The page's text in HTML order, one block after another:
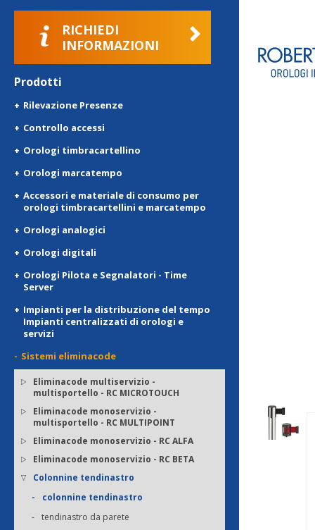
RICHIEDI
INFORMAZIONI
Prodotti
Rilevazione Presenze
Controllo accessi
Orologi timbracartellino
Orologi marcatempo
Accessori e materiale di consumo per
orologi timbracartellini e marcatempo
Orologi analogici
Orologi digitali
Orologi Pilota e Segnalatori - Time
Server
Impianti per la distribuzione del tempo
Impianti centralizzati di orologi e
servizi
Sistemi eliminacode
Eliminacode multiservizio -
multisportello - RC MICROTOUCH
Eliminacode monoservizio -
multisportello - RC MULTIPOINT
Eliminacode monoservizio - RC ALFA
Eliminacode monoservizio - RC BETA
Colonnine tendinastro
colonnine tendinastro
tendinastro da parete